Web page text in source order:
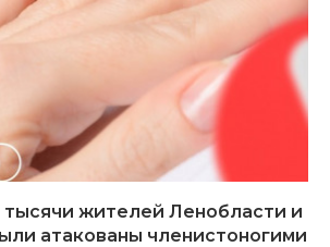
тысячи жителей Ленобласти и
атакованы членистоногими